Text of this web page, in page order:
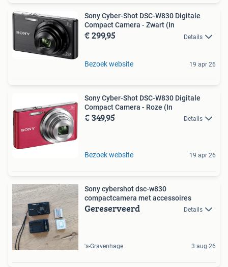
Sony Cyber-Shot DSC-W830 Digitale
Compact Camera - Zwart (In
€ 299,95 Details
Bezoek website 19 apr 26
Sony Cyber-Shot DSC-W830 Digitale
Compact Camera - Roze (In
€ 349,95 Details
Bezoek website 19 apr 26
Sony cybershot dsc-w830
compactcamera met accessoires
Gereserveerd Details
's-Gravenhage 3 aug 26